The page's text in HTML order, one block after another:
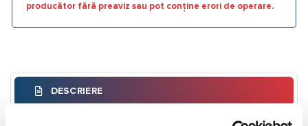
producător fără preaviz sau pot conține erori de operare.
DESCRIERE